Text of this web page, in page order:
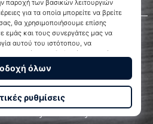
WePlayHandball.cy